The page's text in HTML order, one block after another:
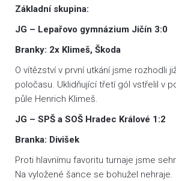
Základní skupina:
JG – Lepařovo gymnázium Jičín 3:0
Branky: 2x Klimeš, Škoda
O vítězství v první utkání jsme rozhodli
poločasu. Uklidňující třetí gól vstřelil v
půle Henrich Klimeš.
JG – SPŠ a SOŠ Hradec Králové 1:2
Branka: Divišek
Proti hlavnímu favoritu turnaje jsme
Na vyložené šance se bohužel nehraje.